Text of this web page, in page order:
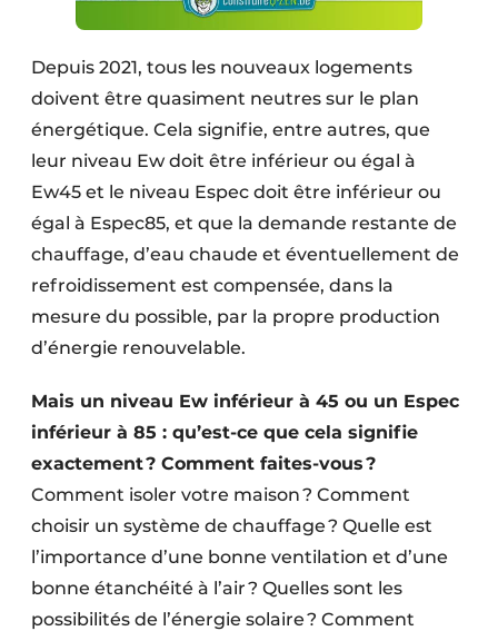
Depuis 2021, tous les nouveaux logements
doivent être quasiment neutres sur le plan
énergétique. Cela signifie, entre autres, que
leur niveau Ew doit être inférieur ou égal à
Ew45 et le niveau Espec doit être inférieur ou
égal à Espec85, et que la demande restante de
chauffage, d’eau chaude et éventuellement de
refroidissement est compensée, dans la
mesure du possible, par la propre production
d’énergie renouvelable.
Mais un niveau Ew inférieur à 45 ou un Espec
inférieur à 85 : qu’est-ce que cela signifie
exactement ? Comment faites-vous ?
Comment isoler votre maison ? Comment
choisir un système de chauffage ? Quelle est
l’importance d’une bonne ventilation et d’une
bonne étanchéité à l’air ? Quelles sont les
possibilités de l’énergie solaire ? Comment